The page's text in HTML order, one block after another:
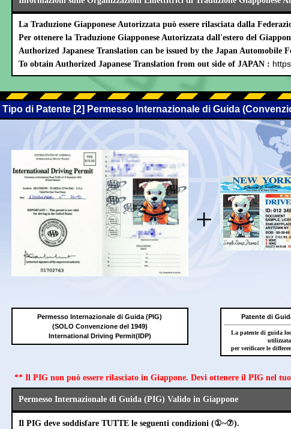
La Traduzione Giapponese Autorizzata può essere rilasciata dalla
Per ottenere la Traduzione Giapponese Autorizzata dall'estero del
Authorized Japanese Translation can be issued by the Japan Automobile
To obtain Authorized Japanese Translation from out side of JAPAN :
Tipo di Patente [2] Permesso Internazionale di Guida
+
Permesso Internazionale di Guida (PIG)
(SOLO Convenzione del 1949)
International Driving Permit(IDP)
Patente di
La patente di guida
utilizzata
per verificare le
** Il PIG non può essere rilasciato in Giappone. Devi ottenere il PIG nel
Permesso Internazionale di Guida (PIG) Valido in Giappone
Il PIG deve soddisfare TUTTE le seguenti condizioni (①~⑦).